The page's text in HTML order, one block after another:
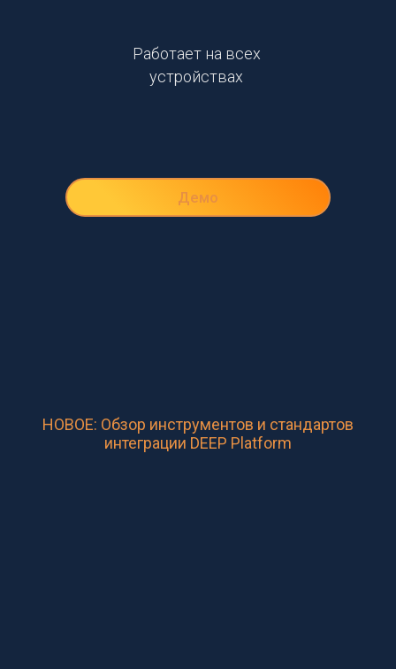
Работает на всех
устройствах
Демо
НОВОЕ: Обзор инструментов и стандартов
интеграции DEEP Platform